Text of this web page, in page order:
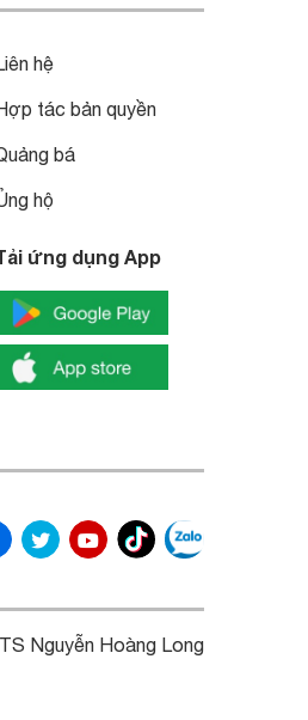
hệ
tác bản quyền
bá
hộ
ứng dụng App
Nguyễn Hoàng Long